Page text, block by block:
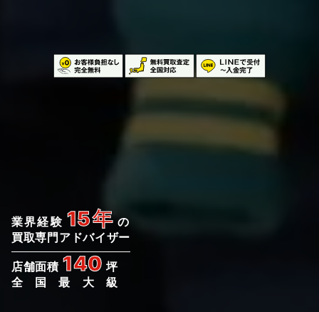
業界経験 15年 の
買取専門アドバイザー
店舗面積 140 坪
全国最大級